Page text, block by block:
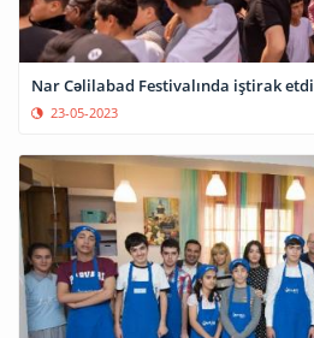
Nar Cəlilabad Festivalında iştirak etdi
23-05-2023